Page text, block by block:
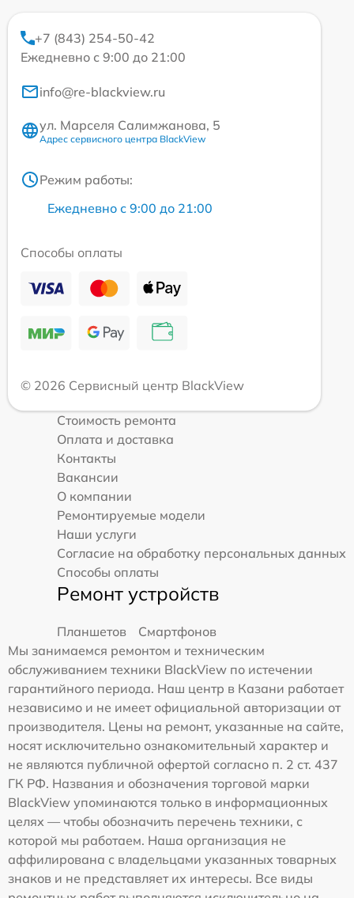
+7 (843) 254-50-42
Ежедневно с 9:00 до 21:00
info@re-blackview.ru
ул. Марселя Салимжанова, 5
Адрес сервисного центра BlackView
Режим работы:
Ежедневно с 9:00 до 21:00
Способы оплаты
© 2026 Сервисный центр BlackView
Стоимость ремонта
Оплата и доставка
Контакты
Вакансии
О компании
Ремонтируемые модели
Наши услуги
Согласие на обработку персональных данных
Способы оплаты
Ремонт устройств
Планшетов
Смартфонов
Мы занимаемся ремонтом и техническим
обслуживанием техники BlackView по истечении
гарантийного периода. Наш центр в Казани работает
независимо и не имеет официальной авторизации от
производителя. Цены на ремонт, указанные на сайте,
носят исключительно ознакомительный характер и
не являются публичной офертой согласно п. 2 ст. 437
ГК РФ. Названия и обозначения торговой марки
BlackView упоминаются только в информационных
целях — чтобы обозначить перечень техники, с
которой мы работаем. Наша организация не
аффилирована с владельцами указанных товарных
знаков и не представляет их интересы. Все виды